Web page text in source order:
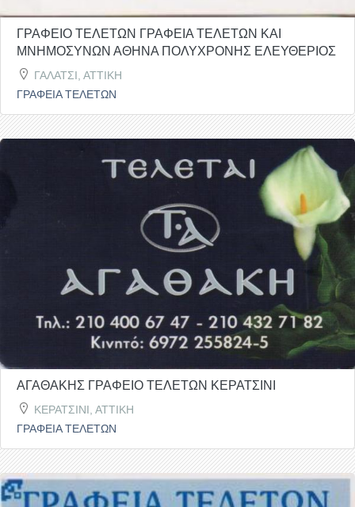
ΓΡΑΦΕΙΟ ΤΕΛΕΤΩΝ ΓΡΑΦΕΙΑ ΤΕΛΕΤΩΝ ΚΑΙ
ΜΝΗΜΟΣΥΝΩΝ ΑΘΗΝΑ ΠΟΛΥΧΡΟΝΗΣ ΕΛΕΥΘΕΡΙΟΣ
ΓΑΛΑΤΣΙ, ΑΤΤΙΚΗ
ΓΡΑΦΕΙΑ ΤΕΛΕΤΩΝ
ΑΓΑΘΑΚΗΣ ΓΡΑΦΕΙΟ ΤΕΛΕΤΩΝ ΚΕΡΑΤΣΙΝΙ
ΚΕΡΑΤΣΙΝΙ, ΑΤΤΙΚΗ
ΓΡΑΦΕΙΑ ΤΕΛΕΤΩΝ